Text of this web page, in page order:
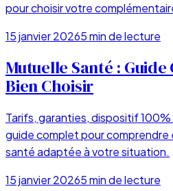
pour choisir votre
15 janvier 20265min de lecture
Mutuelle Santé :
Bien Choisir
Tarifs, garanties, dispositif
guide complet pour comprendre
santé adaptée à votre situation.
15 janvier 20265min de lecture